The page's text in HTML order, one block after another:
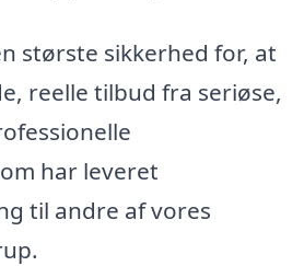
største sikkerhed for, at
reelle tilbud fra seriøse,
har leveret
til andre af vores